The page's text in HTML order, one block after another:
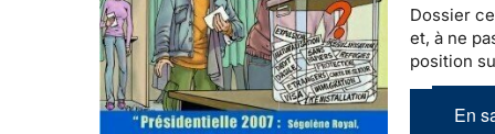
Dossier
et, à ne
position
En